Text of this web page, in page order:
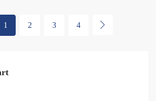
1 2 3 4